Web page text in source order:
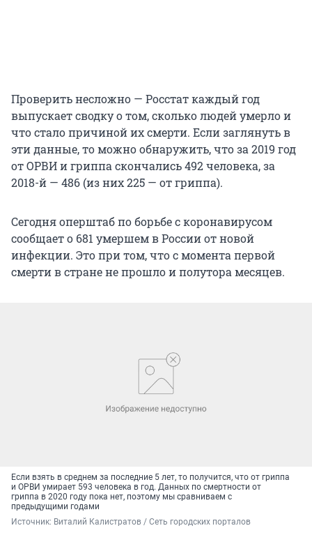
Проверить несложно — Росстат каждый год
выпускает сводку о том, сколько людей умерло и
что стало причиной их смерти. Если заглянуть в
эти данные, то можно обнаружить, что за 2019 год
от ОРВИ и гриппа скончались 492 человека, за
2018-й — 486 (из них 225 — от гриппа).
Сегодня оперштаб по борьбе с коронавирусом
сообщает о 681 умершем в России от новой
инфекции. Это при том, что с момента первой
смерти в стране не прошло и полутора месяцев.
Если взять в среднем за последние 5 лет, то получится, что от гриппа
и ОРВИ умирает 593 человека в год. Данных по смертности от
гриппа в 2020 году пока нет, поэтому мы сравниваем с
предыдущими годами
Источник: Виталий Калистратов / Сеть городских порталов